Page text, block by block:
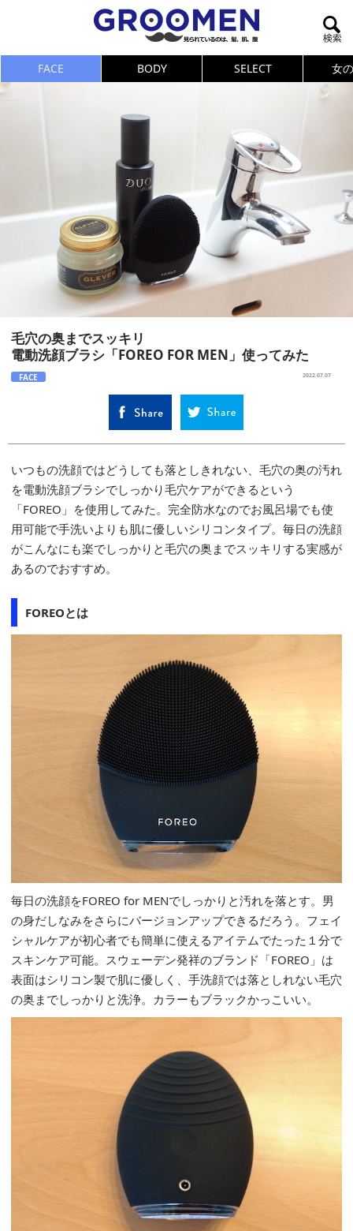
FACE BODY SELECT 女
毛穴の奥までスッキリ
電動洗顔ブラシ「FOREO FOR MEN」使ってみた
FACE 2022.07.07
いつもの洗顔ではどうしても落としきれない、毛穴の奥の汚れ
を電動洗顔ブラシでしっかり毛穴ケアができるという
「FOREO」を使用してみた。完全防水なのでお風呂場でも使
用可能で手洗いよりも肌に優しいシリコンタイプ。毎日の洗顔
がこんなにも楽でしっかりと毛穴の奥までスッキリする実感が
あるのでおすすめ。
FOREOとは
毎日の洗顔をFOREO for MENでしっかりと汚れを落とす。男
の身だしなみをさらにバージョンアップできるだろう。フェイ
シャルケアが初心者でも簡単に使えるアイテムでたった１分で
スキンケア可能。スウェーデン発祥のブランド「FOREO」は
表面はシリコン製で肌に優しく、手洗顔では落としれない毛穴
の奥までしっかりと洗浄。カラーもブラックかっこいい。